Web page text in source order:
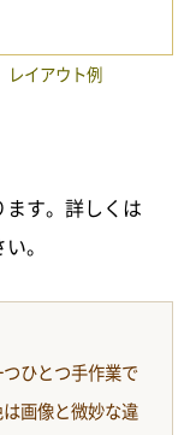
レイアウト例
す。詳しくは
。
ひとつ手作業で
画像と微妙な違